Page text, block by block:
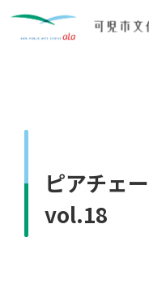
ピアチェ
vol.18